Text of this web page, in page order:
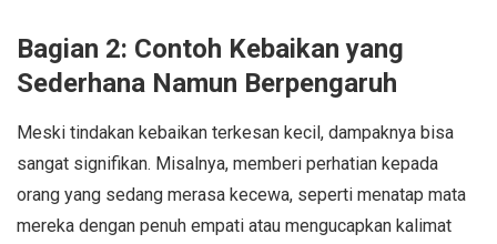
Bagian 2: Contoh Kebaikan yang
Sederhana Namun Berpengaruh
Meski tindakan kebaikan terkesan kecil, dampaknya bisa
sangat signifikan. Misalnya, memberi perhatian kepada
orang yang sedang merasa kecewa, seperti menatap mata
mereka dengan penuh empati atau mengucapkan kalimat